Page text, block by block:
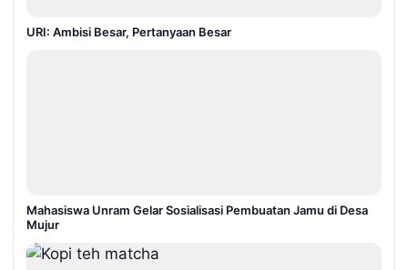
URI: Ambisi Besar, Pertanyaan Besar
Mahasiswa Unram Gelar Sosialisasi Pembuatan Jamu di Desa
Mujur